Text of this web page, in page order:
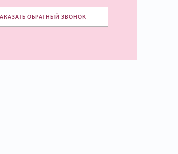
ОБРАТНЫЙ ЗВОНОК